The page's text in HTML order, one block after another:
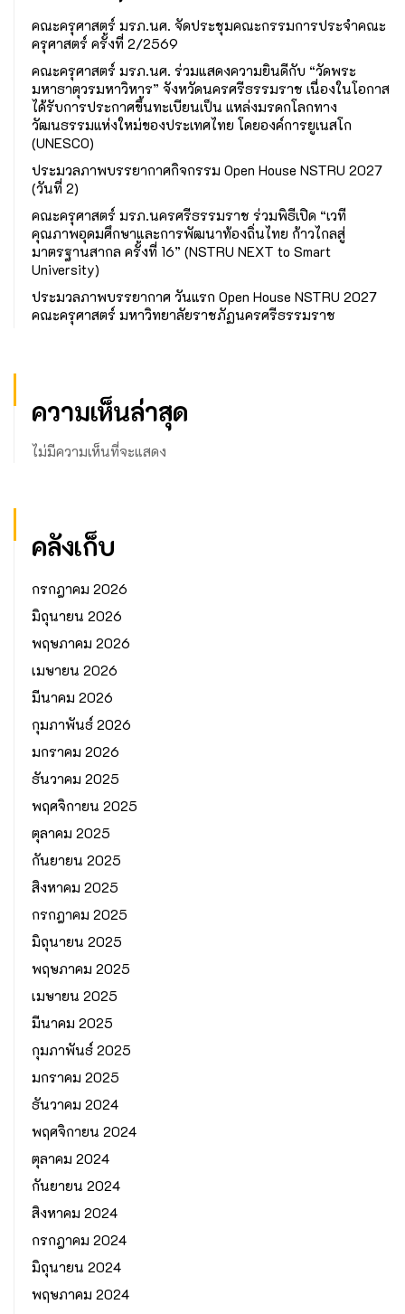
คณะครุศาสตร์ มรภ.นศ. จัดประชุมคณะกรรมการประจำคณะ
ครุศาสตร์ ครั้งที่ 2/2569
คณะครุศาสตร์ มรภ.นศ. ร่วมแสดงความยินดีกับ “วัดพระ
มหาธาตุวรมหาวิหาร” จังหวัดนครศรีธรรมราช เนื่องในโอกาส
ได้รับการประกาศขึ้นทะเบียนเป็น แหล่งมรดกโลกทาง
วัฒนธรรมแห่งใหม่ของประเทศไทย โดยองค์การยูเนสโก
(UNESCO)
ประมวลภาพบรรยากาศกิจกรรม Open House NSTRU 2027
(วันที่ 2)
คณะครุศาสตร์ มรภ.นครศรีธรรมราช ร่วมพิธีเปิด “เวที
คุณภาพอุดมศึกษาและการพัฒนาท้องถิ่นไทย ก้าวไกลสู่
มาตรฐานสากล ครั้งที่ 16” (NSTRU NEXT to Smart
University)
ประมวลภาพบรรยากาศ วันแรก Open House NSTRU 2027
คณะครุศาสตร์ มหาวิทยาลัยราชภัฏนครศรีธรรมราช
ความเห็นล่าสุด
ไม่มีความเห็นที่จะแสดง
คลังเก็บ
กรกฎาคม 2026
มิถุนายน 2026
พฤษภาคม 2026
เมษายน 2026
มีนาคม 2026
กุมภาพันธ์ 2026
มกราคม 2026
ธันวาคม 2025
พฤศจิกายน 2025
ตุลาคม 2025
กันยายน 2025
สิงหาคม 2025
กรกฎาคม 2025
มิถุนายน 2025
พฤษภาคม 2025
เมษายน 2025
มีนาคม 2025
กุมภาพันธ์ 2025
มกราคม 2025
ธันวาคม 2024
พฤศจิกายน 2024
ตุลาคม 2024
กันยายน 2024
สิงหาคม 2024
กรกฎาคม 2024
มิถุนายน 2024
พฤษภาคม 2024